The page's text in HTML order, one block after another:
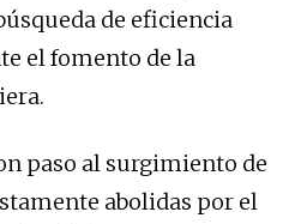
de eficiencia
el fomento de la
paso al surgimiento de
abolidas por el